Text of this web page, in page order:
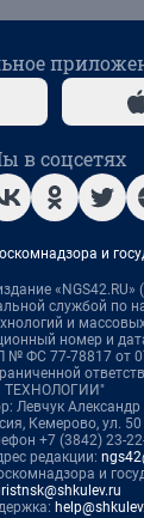
в соцсетях
и
«NGS42.RU»
службой по
и
номер и
№ ФС 77-78817 от
ТЕХНОЛОГИИ"
Левчук
Кемерово, ул.
+7 (3842) 23-
редакции:
и